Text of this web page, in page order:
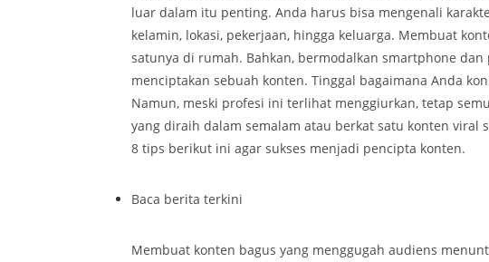
luar dalam itu penting. Anda harus bisa mengenali
kelamin, lokasi, pekerjaan, hingga keluarga. Membuat
satunya di rumah. Bahkan, bermodalkan smartphone dan
menciptakan sebuah konten. Tinggal bagaimana Anda
Namun, meski profesi ini terlihat menggiurkan, tetap
yang diraih dalam semalam atau berkat satu konten viral
8 tips berikut ini agar sukses menjadi pencipta konten.
Baca berita terkini
Membuat konten bagus yang menggugah audiens